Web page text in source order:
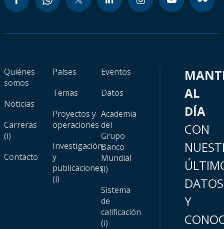
Quiénes
somos
Noticias
Carreras
(i)
Contacto
Países
Temas
Proyectos y
operaciones
Investigación
y
publicaciones
(i)
Eventos
Datos
Academia
del
Grupo
Banco
Mundial
(i)
Sistema
de
calificación
(i)
AL
DÍA
CON
DATOS
Y